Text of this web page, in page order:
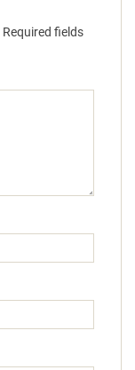
Required fields